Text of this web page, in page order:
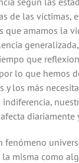
de las víctimas,
que amamos la
que
lo que hemos
y los más
indiferencia,
diariamente
fenómeno
la misma como